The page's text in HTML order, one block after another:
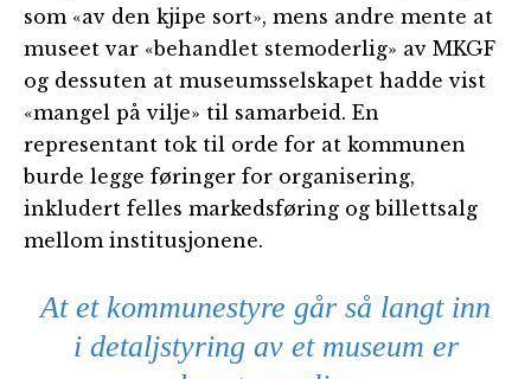
som «av den kjipe sort», mens andre mente at
museet var «behandlet stemoderlig» av MKGF
og dessuten at museumsselskapet hadde vist
«mangel på vilje» til samarbeid. En
representant tok til orde for at kommunen
burde legge føringer for organisering,
inkludert felles markedsføring og billettsalg
mellom institusjonene.
At et kommunestyre går så langt inn
i detaljstyring av et museum er